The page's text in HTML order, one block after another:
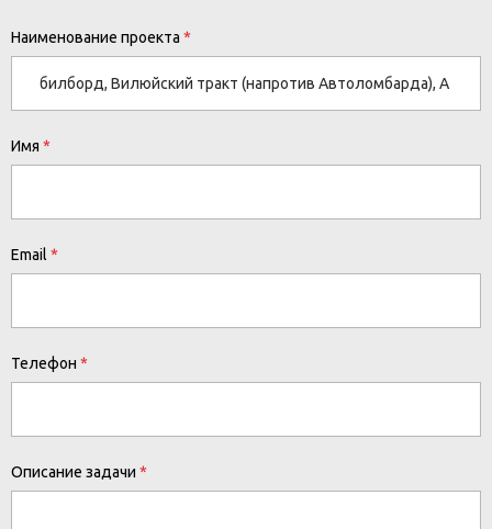
Наименование проекта
Имя
Email
Телефон
Описание задачи